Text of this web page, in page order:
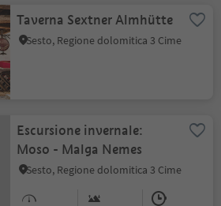
Taverna Sextner Almhütte
Sesto, Regione dolomitica 3 Cime
Escursione invernale:
Moso - Malga Nemes
Sesto, Regione dolomitica 3 Cime